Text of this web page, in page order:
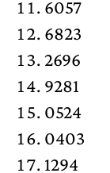
6057
6823
2696
9281
0524
0403
1294